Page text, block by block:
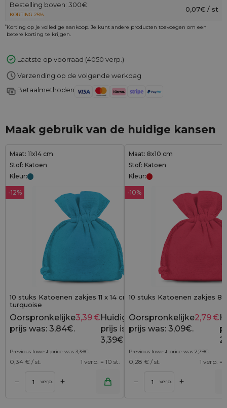
Bestelling boven: 300€
KORTING 25%
0,07€ / st
*Korting op je volledige aankoop. Je kunt andere producten toevoegen om een
betere korting te krijgen.
Laatste op voorraad (4050 verp.)
Verzending op de volgende werkdag
Betaalmethoden
Maak gebruik van de huidige kansen
Maat: 11x14 cm
Stof: Katoen
Kleur:
-12%
10 stuks Katoenen zakjes 11 x 14 cm -
turquoise
3,84 €
Oorspronkelijke
prijs was: 3,84€.
3,39€Huidige
prijs is:
3,39€.
Previous lowest price was 3,39€
0,34 € / st. 1 verp. = 10 st.
– verp. +
Maat: 8x10 cm
Stof: Katoen
Kleur:
-10%
10 stuks Katoenen zakjes 8
Oorspronkelijke
prijs was: 3,09€.
2,79€
Previous lowest price was 2,79€
0,28 € / st. 1 verp. =
– verp. +
Toevoegen aan winkelwagen Toevoegen aan